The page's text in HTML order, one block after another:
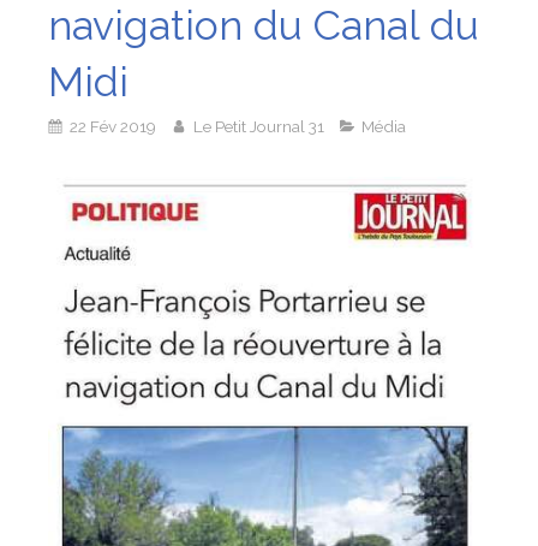
navigation du Canal du
Midi
22 Fév 2019 Le Petit Journal 31 Média